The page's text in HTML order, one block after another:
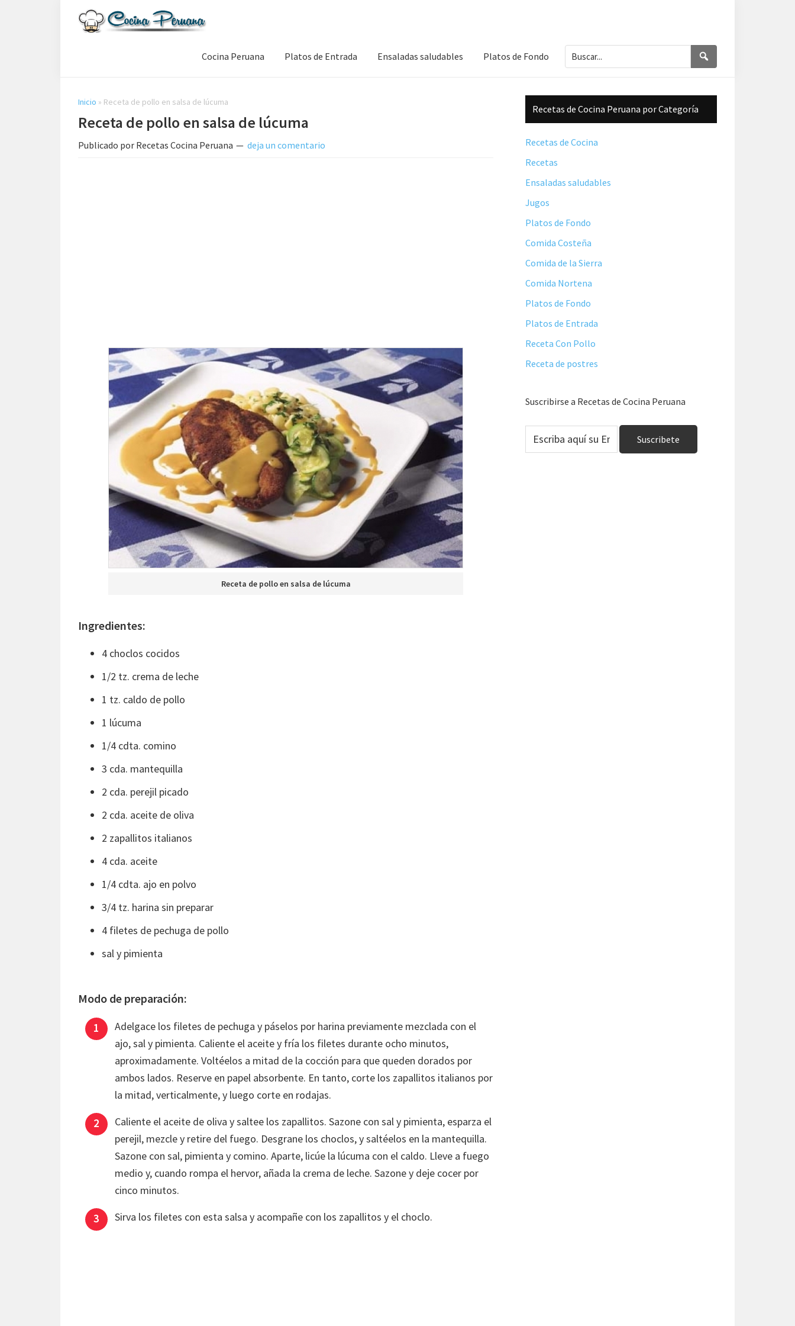
de
Comida
Peruana
Cocina Peruana Platos de Entrada Ensaladas saludables Platos de Fondo Buscar...
Inicio » Receta de pollo en salsa de lúcuma
Receta de pollo en salsa de lúcuma
Publicado por Recetas Cocina Peruana deja un comentario
Receta de pollo en salsa de lúcuma
Ingredientes:
4 choclos cocidos
1/2 tz. crema de leche
1 tz. caldo de pollo
1 lúcuma
1/4 cdta. comino
3 cda. mantequilla
2 cda. perejil picado
2 cda. aceite de oliva
2 zapallitos italianos
4 cda. aceite
1/4 cdta. ajo en polvo
3/4 tz. harina sin preparar
4 filetes de pechuga de pollo
sal y pimienta
Modo de preparación:
Adelgace los filetes de pechuga y páselos por harina previamente mezclada con el
ajo, sal y pimienta. Caliente el aceite y fría los filetes durante ocho minutos,
aproximadamente. Voltéelos a mitad de la cocción para que queden dorados por
ambos lados. Reserve en papel absorbente. En tanto, corte los zapallitos italianos por
la mitad, verticalmente, y luego corte en rodajas.
Caliente el aceite de oliva y saltee los zapallitos. Sazone con sal y pimienta, esparza el
perejil, mezcle y retire del fuego. Desgrane los choclos, y saltéelos en la mantequilla.
Sazone con sal, pimienta y comino. Aparte, licúe la lúcuma con el caldo. Lleve a fuego
medio y, cuando rompa el hervor, añada la crema de leche. Sazone y deje cocer por
cinco minutos.
Sirva los filetes con esta salsa y acompañe con los zapallitos y el choclo.
Barra
lateral
principal
Recetas de Cocina Peruana por Categoría
Recetas de Cocina
Recetas
Ensaladas saludables
Jugos
Platos de Fondo
Comida Costeña
Comida de la Sierra
Comida Nortena
Platos de Fondo
Platos de Entrada
Receta Con Pollo
Receta de postres
Suscribirse a Recetas de Cocina Peruana